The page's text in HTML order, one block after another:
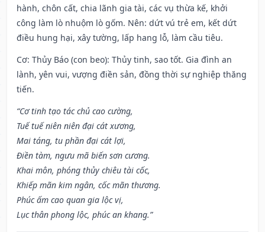
hành, chôn cất, chia lãnh gia tài, các vụ thừa kế, khởi
công làm lò nhuộm lò gốm. Nên: dứt vú trẻ em, kết dứt
điều hung hại, xây tường, lấp hang lỗ, làm cầu tiêu.
Cơ: Thủy Báo (con beo): Thủy tinh, sao tốt. Gia đình an
lành, yên vui, vượng điền sản, đồng thời sự nghiệp thăng
tiến.
“Cơ tinh tạo tác chủ cao cường,
Tuế tuế niên niên đại cát xương,
Mai táng, tu phần đại cát lợi,
Điền tàm, ngưu mã biến sơn cương.
Khai môn, phóng thủy chiêu tài cốc,
Khiếp mãn kim ngân, cốc mãn thương.
Phúc ấm cao quan gia lộc vị,
Lục thân phong lộc, phúc an khang.”